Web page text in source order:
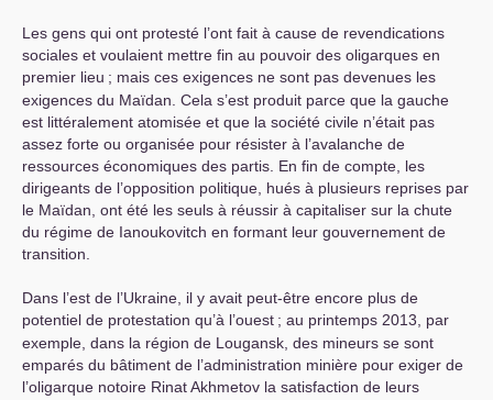
Les gens qui ont protesté l’ont fait à cause de revendications
sociales et voulaient mettre fin au pouvoir des oligarques en
premier lieu ; mais ces exigences ne sont pas devenues les
exigences du Maïdan. Cela s’est produit parce que la gauche
est littéralement atomisée et que la société civile n’était pas
assez forte ou organisée pour résister à l’avalanche de
ressources économiques des partis. En fin de compte, les
dirigeants de l’opposition politique, hués à plusieurs reprises par
le Maïdan, ont été les seuls à réussir à capitaliser sur la chute
du régime de Ianoukovitch en formant leur gouvernement de
transition.
Dans l’est de l’Ukraine, il y avait peut-être encore plus de
potentiel de protestation qu’à l’ouest ; au printemps 2013, par
exemple, dans la région de Lougansk, des mineurs se sont
emparés du bâtiment de l’administration minière pour exiger de
l’oligarque notoire Rinat Akhmetov la satisfaction de leurs